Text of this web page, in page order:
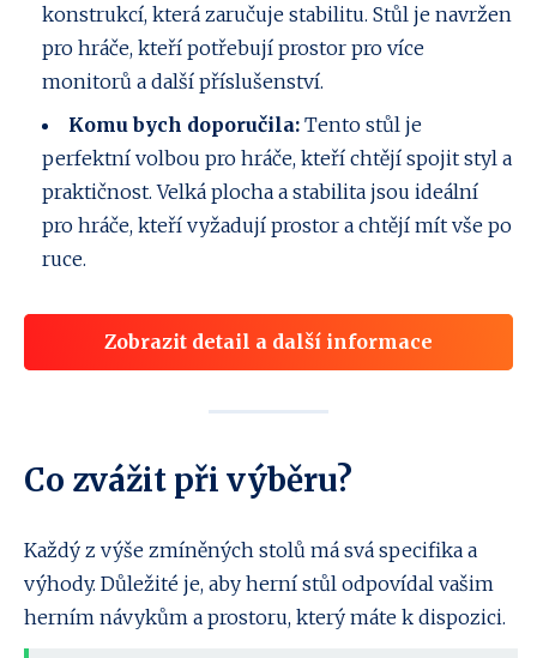
konstrukcí, která zaručuje stabilitu. Stůl je navržen
pro hráče, kteří potřebují prostor pro více
monitorů a další příslušenství.
Komu bych doporučila: Tento stůl je
perfektní volbou pro hráče, kteří chtějí spojit styl a
praktičnost. Velká plocha a stabilita jsou ideální
pro hráče, kteří vyžadují prostor a chtějí mít vše po
ruce.
Zobrazit detail a další informace
Co zvážit při výběru?
Každý z výše zmíněných stolů má svá specifika a
výhody. Důležité je, aby herní stůl odpovídal vašim
herním návykům a prostoru, který máte k dispozici.